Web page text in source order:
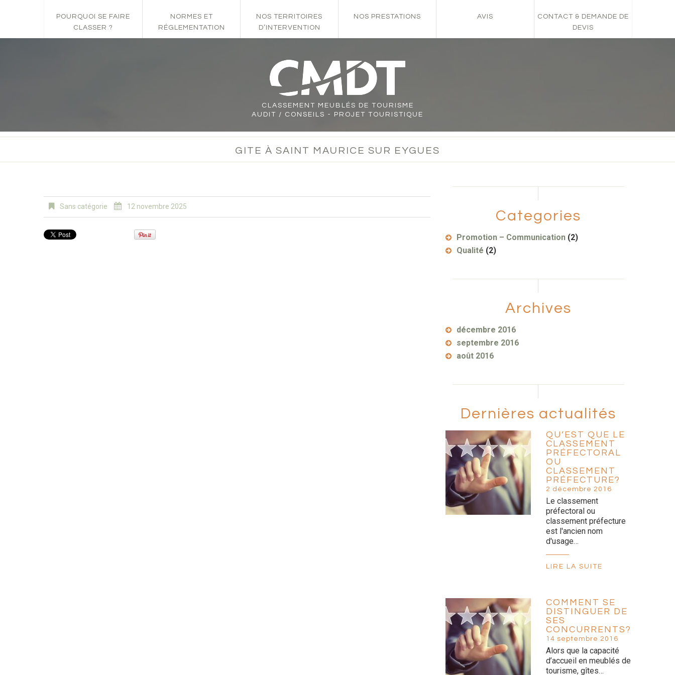
POURQUOI SE FAIRE
CLASSER ?
NORMES ET
RÉGLEMENTATION
NOS TERRITOIRES
D’INTERVENTION
NOS PRESTATIONS AVIS
CONTACT & DEMANDE DE
DEVIS
CLASSEMENT
MEUBLÉS DE TOURISME
AUDIT / CONSEILS - PROJET TOURISTIQUE
GITE À SAINT MAURICE SUR EYGUES
Sans catégorie 12 novembre 2025
Categories
Promotion – Communication (2)
Qualité (2)
Archives
décembre 2016
septembre 2016
août 2016
Dernières actualités
QU’EST QUE LE
CLASSEMENT
PRÉFECTORAL
OU
CLASSEMENT
PRÉFECTURE?
2 décembre 2016
Le classement
préfectoral ou
classement préfecture
est l'ancien nom
d'usage…
LIRE LA SUITE
COMMENT SE
DISTINGUER DE
SES
CONCURRENTS?
14 septembre 2016
Alors que la capacité
d’accueil en meublés de
tourisme, gîtes…